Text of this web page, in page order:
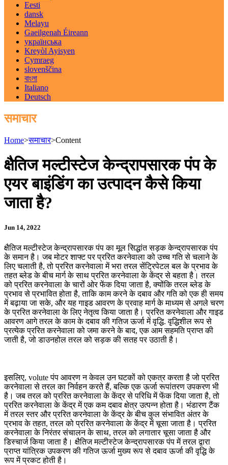
Eesti
dansk
Melayu
Gaeilgenah Éireann
українська
Kreyòl Ayisyen
Cymraeg
slovenščina
বাংলা
Italiano
Deutsch
समाचार
Home>समाचार>Content
क्षैतिज मल्टीस्टेज केन्द्रापसारक पंप के
एयर बाइंडिंग का उत्पादन कैसे किया
जाता है?
Jun 14, 2022
क्षैतिज मल्टीस्टेज केन्द्रापसारक पंप का मूल सिद्धांत सड़क केन्द्रापसारक पंप
के समान है। जब मोटर शाफ्ट पर प्ररित करनेवाला को उच्च गति से चलाने के
लिए चलाती है, तो प्ररित करनेवाला में भरा तरल सेंट्रिपेटल बल के प्रभाव के
तहत ब्लेड के बीच मार्ग के साथ प्ररित करनेवाला के केंद्र से बहता है। तरल
को प्ररित करनेवाला के चारों ओर फेंक दिया जाता है, क्योंकि तरल ब्लेड के
प्रभाव से प्रभावित होता है, ताकि काम करने के दबाव और गति को एक ही समय
में बढ़ाया जा सके, और यह गाइड आवरण के प्रवाह मार्ग के माध्यम से अगले चरण
के प्ररित करनेवाला के लिए नेतृत्व किया जाता है। प्ररित करनेवाला और गाइड
आवरण आगे तरल के काम के दबाव की गतिज ऊर्जा में वृद्धि. वृद्धिशील रूप से
प्रत्येक प्ररित करनेवाला को जमा करने के बाद, एक आम सहमति प्राप्त की
जाती है, जो डाउनहोल तरल को सड़क की सतह पर उठाती है।
इसलिए, volute पंप आवरण न केवल उन घटकों को एकत्र करता है जो प्ररित
करनेवाला से तरल का निर्वहन करते हैं, बल्कि एक ऊर्जा रूपांतरण उपकरण भी
है। जब तरल को प्ररित करनेवाला के केंद्र से परिधि में फेंक दिया जाता है, तो
प्ररित करनेवाला के केंद्र में एक कम दबाव क्षेत्र उत्पन्न होता है। भंडारण टैंक
में तरल स्तर और प्ररित करनेवाला के केंद्र के बीच कुल संभावित अंतर के
प्रभाव के तहत, तरल को प्ररित करनेवाला के केंद्र में चूसा जाता है। प्ररित
करनेवाला के निरंतर संचालन के साथ, तरल को लगातार चूसा जाता है और
डिस्चार्ज किया जाता है। क्षैतिज मल्टीस्टेज केन्द्रापसारक पंप में तरल द्वारा
प्राप्त यांत्रिक उपकरण की गतिज ऊर्जा मुख्य रूप से दबाव ऊर्जा की वृद्धि के
रूप में प्रकट होती है।